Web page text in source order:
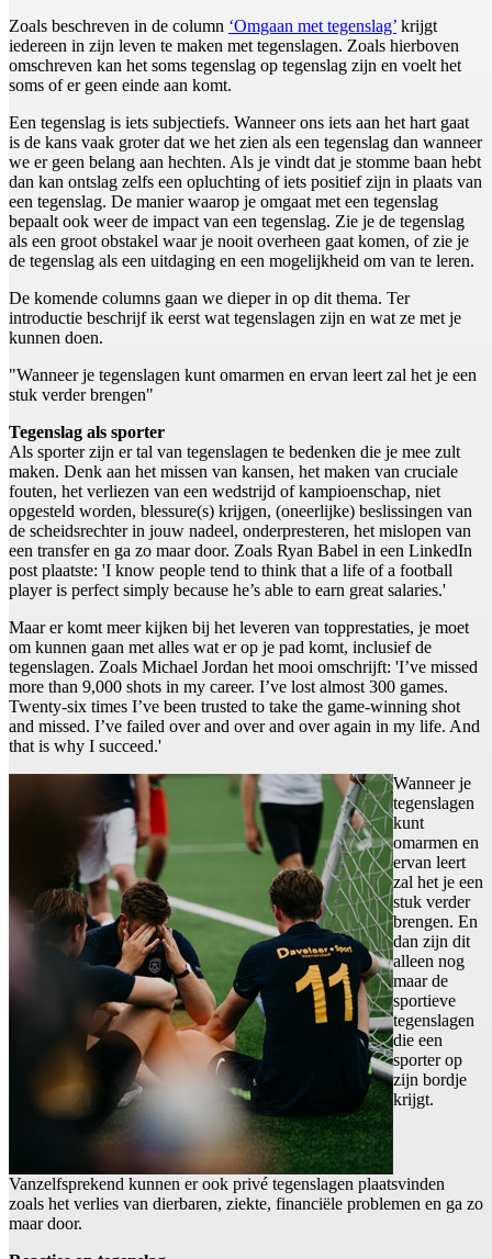
Zoals beschreven in de column ‘Omgaan met tegenslag’ krijgt
iedereen in zijn leven te maken met tegenslagen. Zoals hierboven
omschreven kan het soms tegenslag op tegenslag zijn en voelt het
soms of er geen einde aan komt.
Een tegenslag is iets subjectiefs. Wanneer ons iets aan het hart gaat
is de kans vaak groter dat we het zien als een tegenslag dan wanneer
we er geen belang aan hechten. Als je vindt dat je stomme baan hebt
dan kan ontslag zelfs een opluchting of iets positief zijn in plaats van
een tegenslag. De manier waarop je omgaat met een tegenslag
bepaalt ook weer de impact van een tegenslag. Zie je de tegenslag
als een groot obstakel waar je nooit overheen gaat komen, of zie je
de tegenslag als een uitdaging en een mogelijkheid om van te leren.
De komende columns gaan we dieper in op dit thema. Ter
introductie beschrijf ik eerst wat tegenslagen zijn en wat ze met je
kunnen doen.
"Wanneer je tegenslagen kunt omarmen en ervan leert zal het je een
stuk verder brengen"
Tegenslag als sporter
Als sporter zijn er tal van tegenslagen te bedenken die je mee zult
maken. Denk aan het missen van kansen, het maken van cruciale
fouten, het verliezen van een wedstrijd of kampioenschap, niet
opgesteld worden, blessure(s) krijgen, (oneerlijke) beslissingen van
de scheidsrechter in jouw nadeel, onderpresteren, het mislopen van
een transfer en ga zo maar door. Zoals Ryan Babel in een LinkedIn
post plaatste: 'I know people tend to think that a life of a football
player is perfect simply because he’s able to earn great salaries.'
Maar er komt meer kijken bij het leveren van topprestaties, je moet
om kunnen gaan met alles wat er op je pad komt, inclusief de
tegenslagen. Zoals Michael Jordan het mooi omschrijft: 'I’ve missed
more than 9,000 shots in my career. I’ve lost almost 300 games.
Twenty-six times I’ve been trusted to take the game-winning shot
and missed. I’ve failed over and over and over again in my life. And
that is why I succeed.'
Wanneer je
tegenslagen
kunt
omarmen en
ervan leert
zal het je een
stuk verder
brengen. En
dan zijn dit
alleen nog
maar de
sportieve
tegenslagen
die een
sporter op
zijn bordje
krijgt.
Vanzelfsprekend kunnen er ook privé tegenslagen plaatsvinden
zoals het verlies van dierbaren, ziekte, financiële problemen en ga zo
maar door.